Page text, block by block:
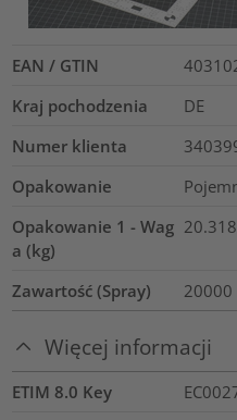
EAN / GTIN
Kraj pochodzenia
DE
Numer klienta
Opakowanie
Opakowanie 1 - Wag
a (kg)
Zawartość (Spray) 20000
Więcej informacji
ETIM 8.0 Key